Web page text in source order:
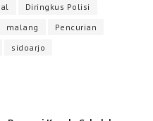
Diringkus Polisi
malang
Pencurian
sidoarjo